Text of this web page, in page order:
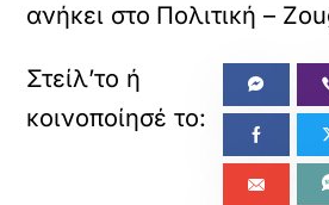
ανήκει στο Πολιτική –